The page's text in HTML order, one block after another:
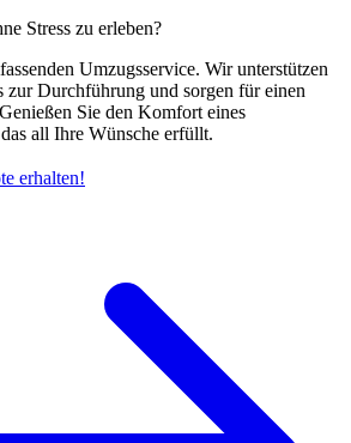
Stress zu erleben?
Umzugsservice. Wir unterstützen
zur Durchführung und sorgen für einen
Sie den Komfort eines
all Ihre Wünsche erfüllt.
erhalten!